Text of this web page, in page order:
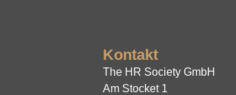
Kontakt
The HR Society GmbH
Am Stocket 1